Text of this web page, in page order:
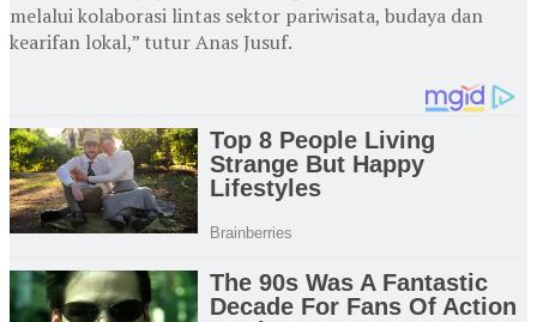
melalui kolaborasi lintas sektor pariwisata, budaya dan
kearifan lokal,” tutur Anas Jusuf.